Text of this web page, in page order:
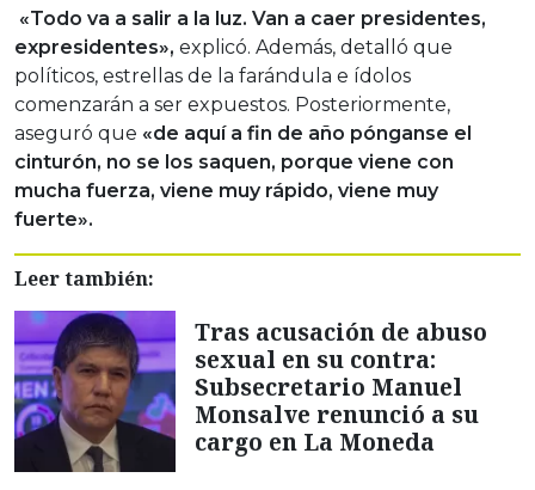
«Todo va a salir a la luz. Van a caer presidentes,
expresidentes», explicó. Además, detalló que
políticos, estrellas de la farándula e ídolos
comenzarán a ser expuestos. Posteriormente,
aseguró que «de aquí a fin de año pónganse el
cinturón, no se los saquen, porque viene con
mucha fuerza, viene muy rápido, viene muy
fuerte».
Leer también:
Tras acusación de abuso
sexual en su contra:
Subsecretario Manuel
Monsalve renunció a su
cargo en La Moneda